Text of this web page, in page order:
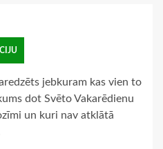
jebkuram kas vien to
dot Svēto Vakarēdienu
un kuri nav atklātā